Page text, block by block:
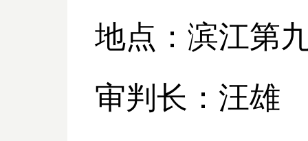
地点：滨江第
审判长：汪雄